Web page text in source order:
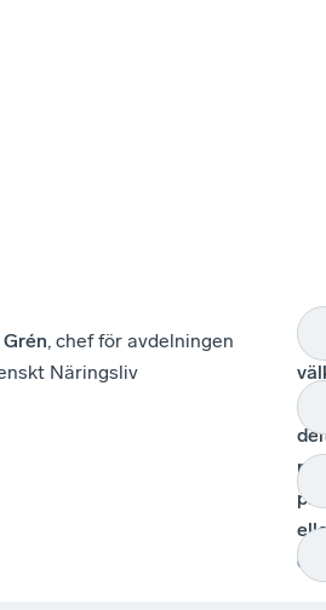
, chef för avdelningen
Näringsliv
att
på